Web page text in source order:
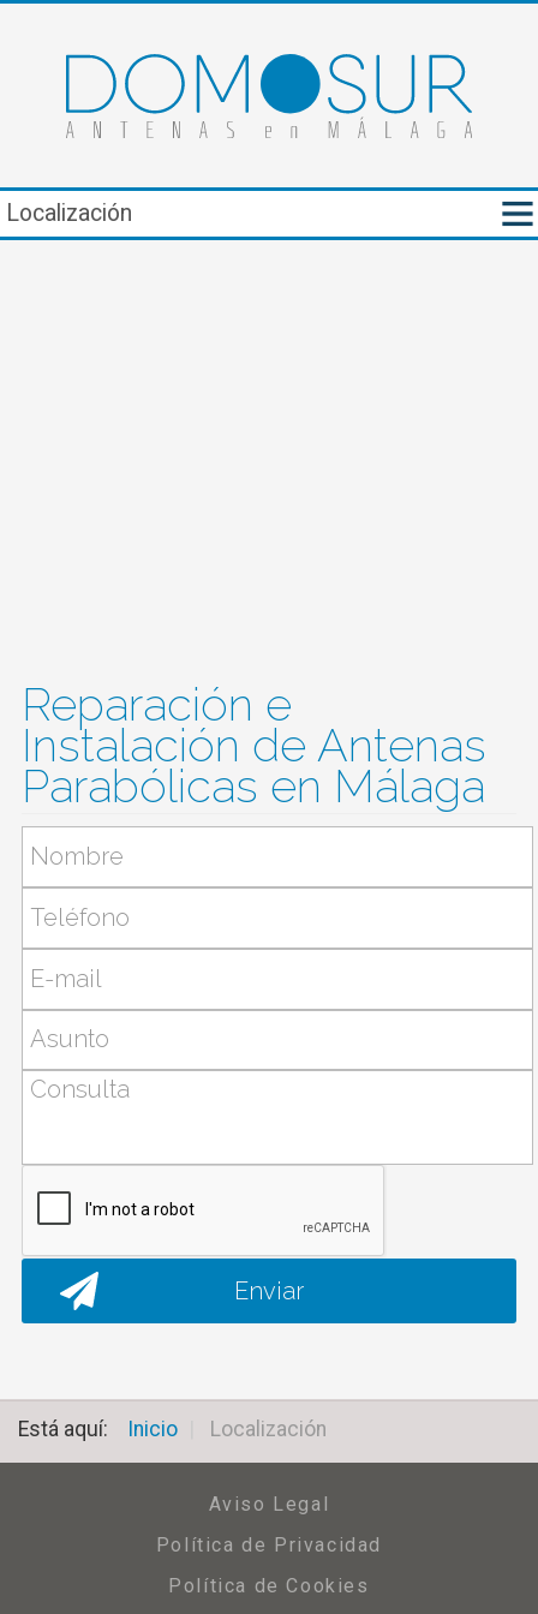
Reparación e
Instalación de Antenas
Parabólicas en Málaga
Está aquí: Inicio Localización
Aviso Legal
Política de Privacidad
Política de Cookies